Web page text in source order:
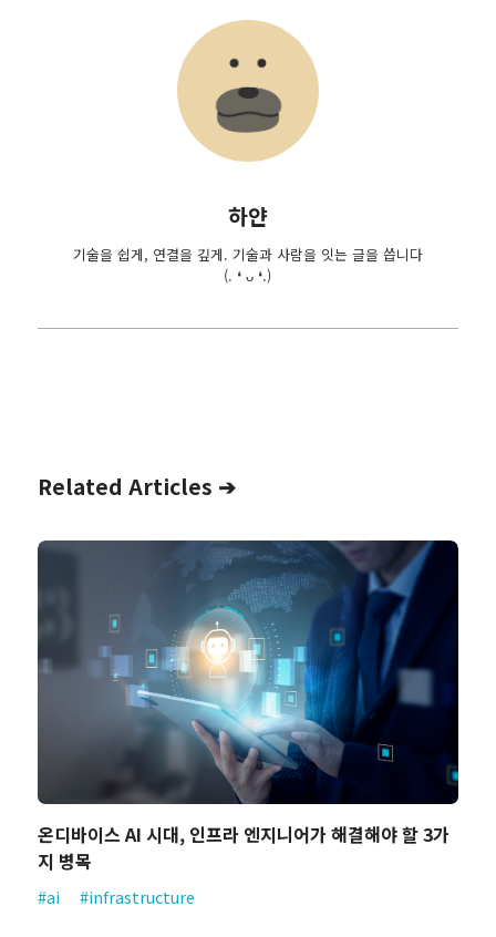
하얀
기술을 쉽게, 연결을 깊게. 기술과 사람을 잇는 글을 씁니다
(. ❛ ᴗ ❛.)
Related Articles ➔
온디바이스 AI 시대, 인프라 엔지니어가 해결해야 할 3가
지 병목
#ai #infrastructure